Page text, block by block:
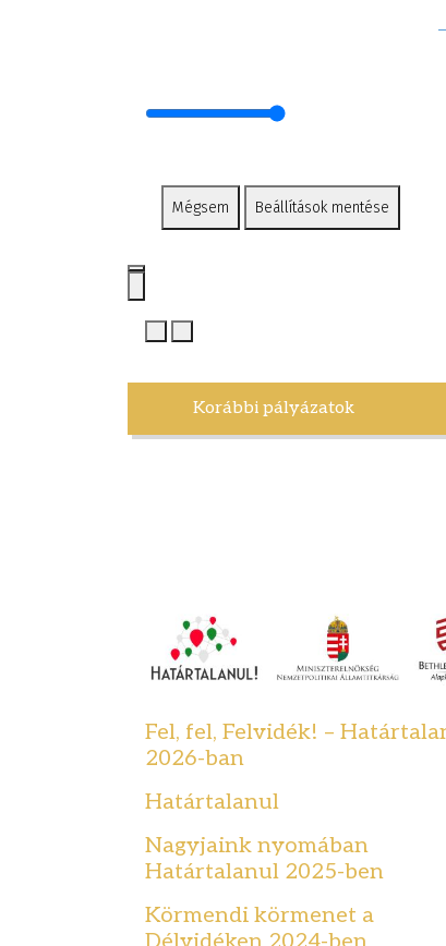
Mégsem Beállítások mentése
Korábbi pályázatok
Fel, fel, Felvidék! –
2026-ban
Határtalanul
Nagyjaink nyomában
Határtalanul 2025-ben
Körmendi körmenet a